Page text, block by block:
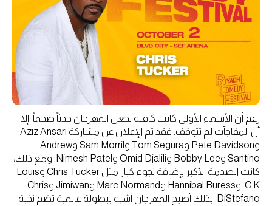
رغم أن الأسماء الأولى كانت كافية لجعل المهرجان حدثاً ضخماً، إلا
أن المفاجآت لم تتوقف. فقد تم الإعلان عن مشاركة Aziz Ansari
وPete Davidson وTom Segura وSam Morril وAndrew
Santino وBobby Lee وOmid Djalili وNimesh Patel. ومع ذلك،
كانت الصدمة الأكبر بإضافة نجوم كبار مثل Chris Tucker وLouis
C.K. وHannibal Buress وMarc Normand وJimiwan وChris
DiStefano. بذلك أصبح المهرجان أشبه ببطولة عالمية تضم نخبة